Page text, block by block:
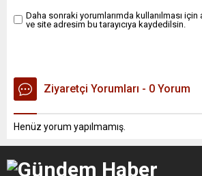
Daha sonraki yorumlarımda kullanılması
ve site adresim bu tarayıcıya kaydedilsin.
Ziyaretçi Yorumları - 0 Yorum
Henüz yorum yapılmamış.